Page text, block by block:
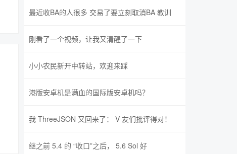
最近收BA的人很多 交易了要立刻取消BA 教训
刚看了一个视频，让我又清醒了一下
小小农民新开中转站，欢迎来踩
港版安卓机是满血的国际版安卓机吗？
我 ThreeJSON 又回来了： V 友们批评得对！
继之前 5.4 的 “收口”之后， 5.6 Sol 好